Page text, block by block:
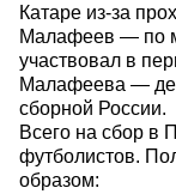
Катаре из-за
Малафеев — по
участвовал в
Малафеева —
сборной России.
Всего на сбор в
футболистов.
образом: